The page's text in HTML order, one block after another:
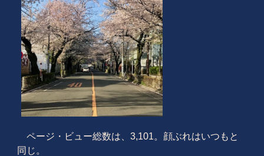
ページ・ビュー総数は、3,101。顔ぶれはいつもと
同じ。